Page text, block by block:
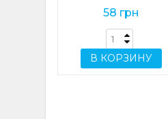
58 грн
В КОРЗИНУ